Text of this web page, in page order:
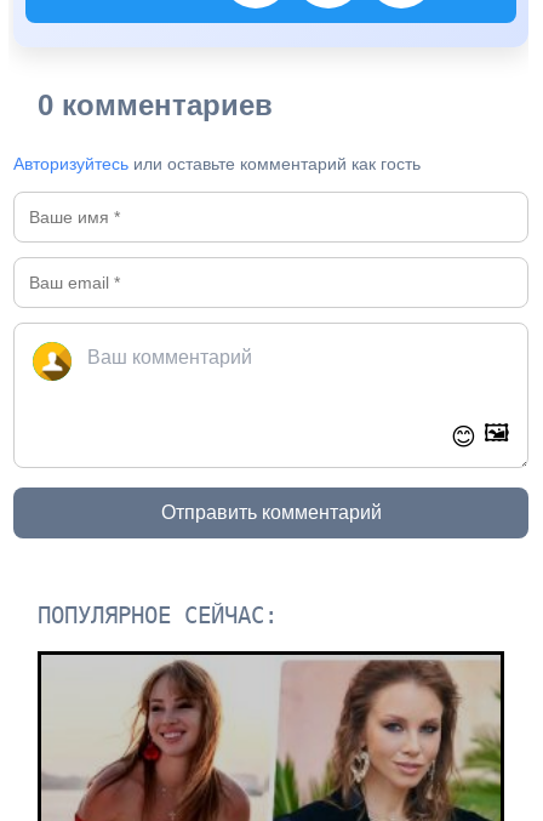
0 комментариев
Авторизуйтесь или оставьте комментарий как гость
😊 🖼️
Отправить комментарий
ПОПУЛЯРНОЕ СЕЙЧАС: